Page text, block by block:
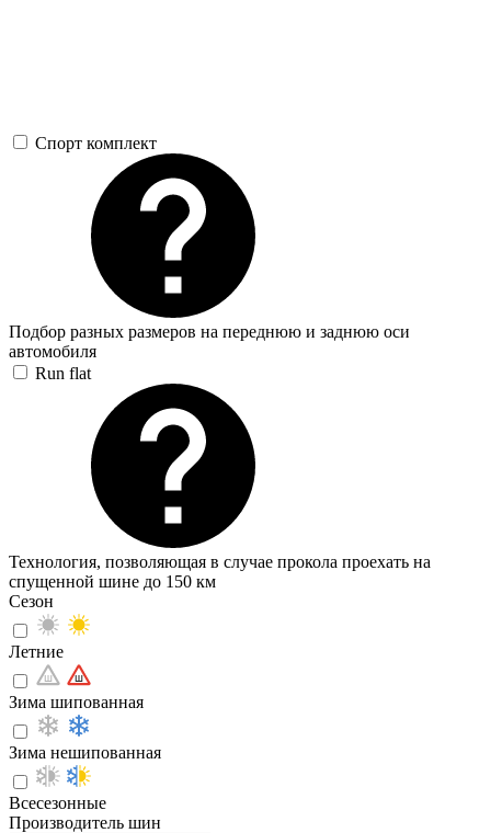
Спорт комплект
Подбор разных размеров на переднюю и заднюю оси
автомобиля
Run flat
Технология, позволяющая в случае прокола проехать на
спущенной шине до 150 км
Сезон
Летние
Зима шипованная
Зима нешипованная
Всесезонные
Производитель шин